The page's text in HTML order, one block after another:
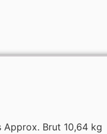
Approx. Brut 10,64 kg